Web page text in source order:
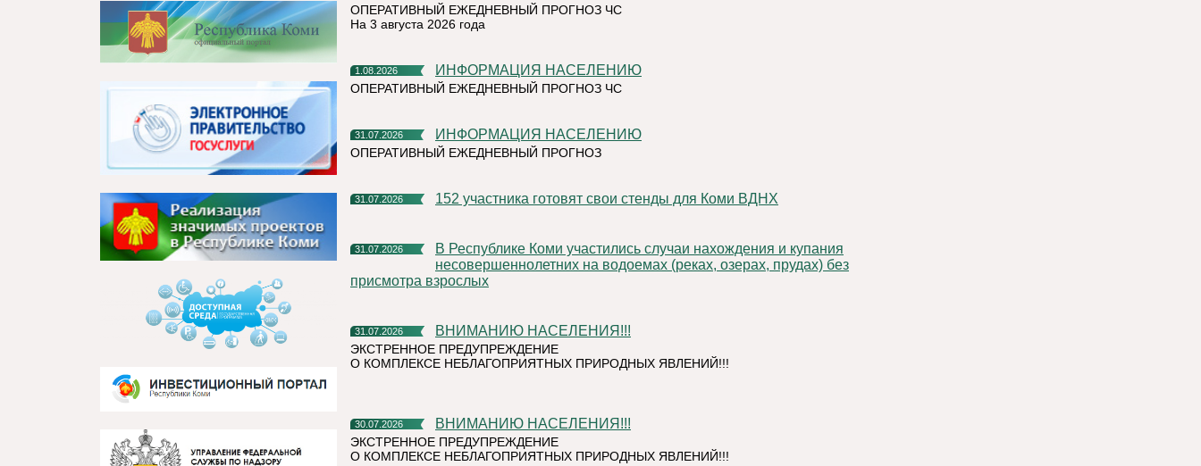
ОПЕРАТИВНЫЙ ЕЖЕДНЕВНЫЙ ПРОГНОЗ ЧС
На 3 августа 2026 года
1.08.2026 ИНФОРМАЦИЯ НАСЕЛЕНИЮ
ОПЕРАТИВНЫЙ ЕЖЕДНЕВНЫЙ ПРОГНОЗ ЧС
31.07.2026 ИНФОРМАЦИЯ НАСЕЛЕНИЮ
ОПЕРАТИВНЫЙ ЕЖЕДНЕВНЫЙ ПРОГНОЗ
31.07.2026 152 участника готовят свои стенды для Коми ВДНХ
31.07.2026
В Республике Коми участились случаи нахождения и купания
несовершеннолетних на водоемах (реках, озерах, прудах) без
присмотра взрослых
31.07.2026 ВНИМАНИЮ НАСЕЛЕНИЯ!!!
ЭКСТРЕННОЕ ПРЕДУПРЕЖДЕНИЕ
О КОМПЛЕКСЕ НЕБЛАГОПРИЯТНЫХ ПРИРОДНЫХ ЯВЛЕНИЙ!!!
30.07.2026 ВНИМАНИЮ НАСЕЛЕНИЯ!!!
ЭКСТРЕННОЕ ПРЕДУПРЕЖДЕНИЕ
О КОМПЛЕКСЕ НЕБЛАГОПРИЯТНЫХ ПРИРОДНЫХ ЯВЛЕНИЙ!!!